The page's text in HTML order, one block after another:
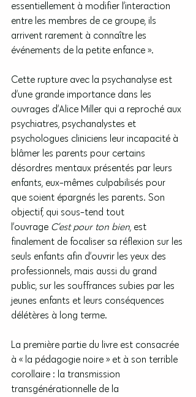
essentiellement à modifier l’interaction
entre les membres de ce groupe, ils
arrivent rarement à connaître les
événements de la petite enfance ».
Cette rupture avec la psychanalyse est
d’une grande importance dans les
ouvrages d’Alice Miller qui a reproché aux
psychiatres, psychanalystes et
psychologues cliniciens leur incapacité à
blâmer les parents pour certains
désordres mentaux présentés par leurs
enfants, eux-mêmes culpabilisés pour
que soient épargnés les parents. Son
objectif, qui sous-tend tout
l’ouvrage C’est pour ton bien, est
finalement de focaliser sa réflexion sur les
seuls enfants afin d’ouvrir les yeux des
professionnels, mais aussi du grand
public, sur les souffrances subies par les
jeunes enfants et leurs conséquences
délétères à long terme.
La première partie du livre est consacrée
à « la pédagogie noire » et à son terrible
corollaire : la transmission
transgénérationnelle de la